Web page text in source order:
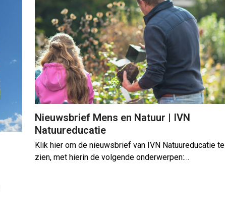
Nieuwsbrief Mens en Natuur | IVN
Natuureducatie
Klik hier om de nieuwsbrief van IVN Natuureducatie te
zien, met hierin de volgende onderwerpen:…